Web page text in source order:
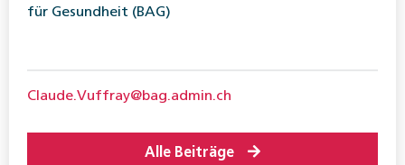
für Gesundheit (BAG)
Claude.Vuffray@bag.admin.ch
Alle Beiträge